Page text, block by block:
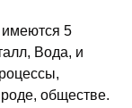
имеются 5
Вода, и
обществе.